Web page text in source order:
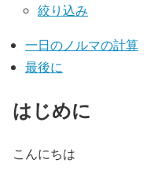
絞り込み
一日のノルマの計算
最後に
はじめに
こんにちは